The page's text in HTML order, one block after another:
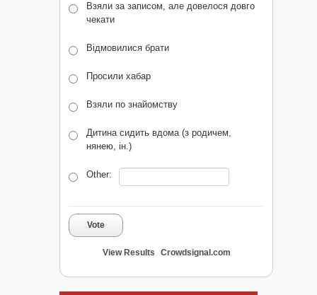
Взяли за записом, але довелося довго
чекати
Відмовилися брати
Просили хабар
Взяли по знайомству
Дитина сидить вдома (з родичем,
нянею, ін.)
Other:
Vote
View Results Crowdsignal.com